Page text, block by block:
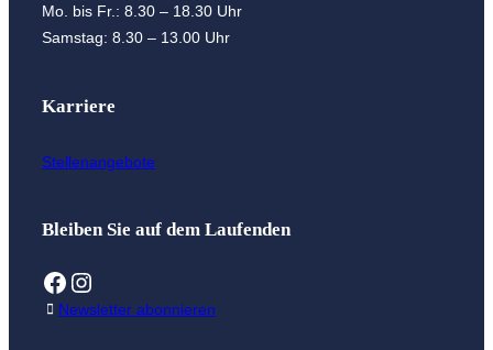
Mo. bis Fr.: 8.30 – 18.30 Uhr
Samstag: 8.30 – 13.00 Uhr
Karriere
Stellenangebote
Bleiben Sie auf dem Laufenden
Facebook
Instagram
Newsletter abonnieren